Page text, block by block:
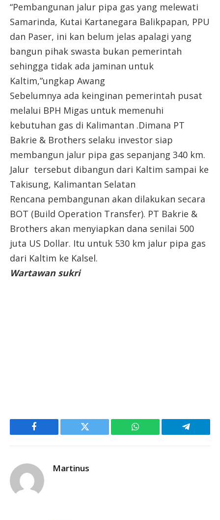
“Pembangunan jalur pipa gas yang melewati
Samarinda, Kutai Kartanegara Balikpapan, PPU
dan Paser, ini kan belum jelas apalagi yang
bangun pihak swasta bukan pemerintah
sehingga tidak ada jaminan untuk
Kaltim,”ungkap Awang
Sebelumnya ada keinginan pemerintah pusat
melalui BPH Migas untuk memenuhi
kebutuhan gas di Kalimantan .Dimana PT
Bakrie & Brothers selaku investor siap
membangun jalur pipa gas sepanjang 340 km.
Jalur tersebut dibangun dari Kaltim sampai ke
Takisung, Kalimantan Selatan
Rencana pembangunan akan dilakukan secara
BOT (Build Operation Transfer). PT Bakrie &
Brothers akan menyiapkan dana senilai 500
juta US Dollar. Itu untuk 530 km jalur pipa gas
dari Kaltim ke Kalsel.
Wartawan sukri
Facebook Twitter WhatsApp Telegram
Martinus